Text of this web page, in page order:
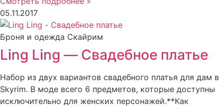
05.11.2017
Броня и одежда Скайрим
Ling Ling — Свадебное платье
Набор из двух вариантов свадебного платья для дам в
Skyrim. В моде всего 6 предметов, которые доступны
исключительно для женских персонажей.**Как